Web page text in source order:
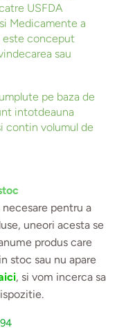
USFDA
Medicamente a
este conceput
sau
pe baza de
intotdeauna
contin volumul de
pentru a
uneori acesta se
produs care
stoc sau nu apare
, si vom incerca sa